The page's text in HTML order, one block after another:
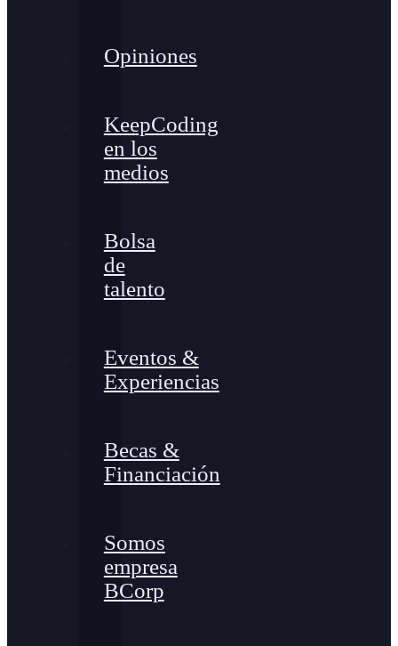
Opiniones
KeepCoding
en los
medios
Bolsa
de
talento
Eventos &
Experiencias
Becas &
Financiación
Somos
empresa
BCorp